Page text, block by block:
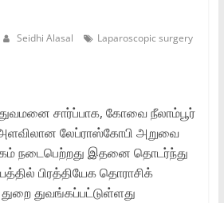
Seidhi Alasal
Laparoscopic surgery
சார்ப்பாக, கோவை நீலாம்பூர்
அளவிலான லேப்ராஸ்கோபி அறுவை
நடைபெற்றது இதனை தொடர்ந்து
பிரத்தியேக தொராசிக்
துவங்கப்பட்டுள்ளது